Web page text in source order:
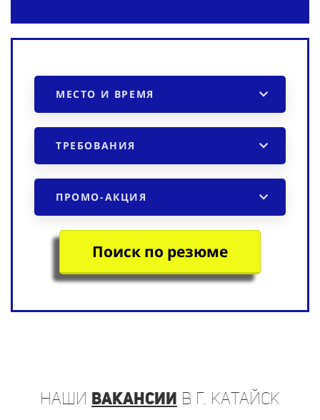
МЕСТО И ВРЕМЯ
ТРЕБОВАНИЯ
ПРОМО-АКЦИЯ
Поиск по резюме
наши вакансии в г. Катайск